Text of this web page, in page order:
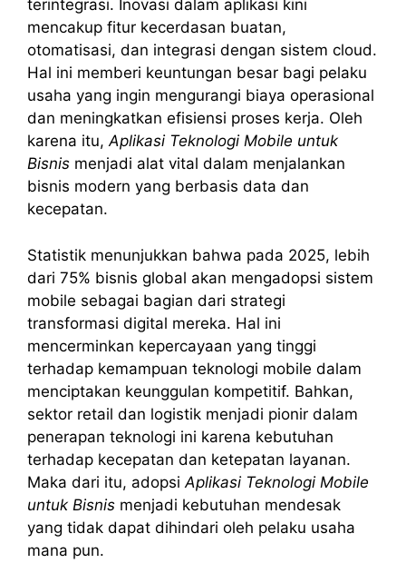
terintegrasi. Inovasi dalam aplikasi kini
mencakup fitur kecerdasan buatan,
otomatisasi, dan integrasi dengan sistem cloud.
Hal ini memberi keuntungan besar bagi pelaku
usaha yang ingin mengurangi biaya operasional
dan meningkatkan efisiensi proses kerja. Oleh
karena itu,Aplikasi Teknologi Mobile untuk
Bisnis menjadi alat vital dalam menjalankan
bisnis modern yang berbasis data dan
kecepatan.
Statistik menunjukkan bahwa pada 2025, lebih
dari 75% bisnis global akan mengadopsi sistem
mobile sebagai bagian dari strategi
transformasi digital mereka. Hal ini
mencerminkan kepercayaan yang tinggi
terhadap kemampuan teknologi mobile dalam
menciptakan keunggulan kompetitif. Bahkan,
sektor retail dan logistik menjadi pionir dalam
penerapan teknologi ini karena kebutuhan
terhadap kecepatan dan ketepatan layanan.
Maka dari itu, adopsi Aplikasi Teknologi Mobile
untuk Bisnis menjadi kebutuhan mendesak
yang tidak dapat dihindari oleh pelaku usaha
mana pun.